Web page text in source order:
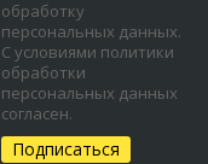
обработку
персональных данных.
С условиями политики
обработки
персональных данных
согласен.